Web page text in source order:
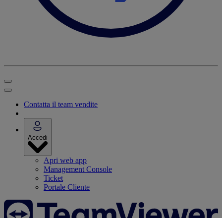
Contatta il team vendite
Accedi
Apri web app
Management Console
Ticket
Portale Cliente